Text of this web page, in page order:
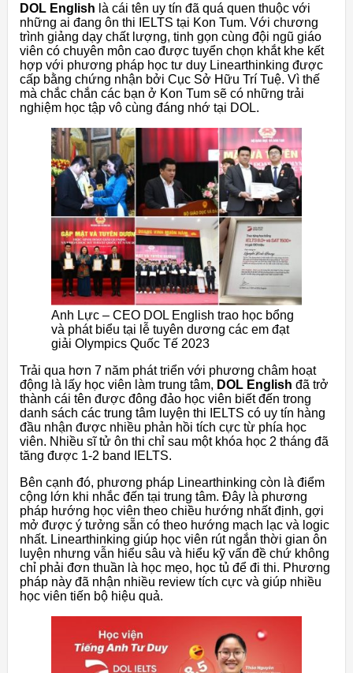
DOL English là cái tên uy tín đã quá quen thuộc với
những ai đang ôn thi IELTS tại Kon Tum. Với chương
trình giảng dạy chất lượng, tinh gọn cùng đội ngũ giáo
viên có chuyên môn cao được tuyển chọn khắt khe kết
hợp với phương pháp học tư duy Linearthinking được
cấp bằng chứng nhận bởi Cục Sở Hữu Trí Tuệ. Vì thế
mà chắc chắn các bạn ở Kon Tum sẽ có những trải
nghiệm học tập vô cùng đáng nhớ tại DOL.
Anh Lực – CEO DOL English trao học bổng
và phát biểu tại lễ tuyên dương các em đạt
giải Olympics Quốc Tế 2023
Trải qua hơn 7 năm phát triển với phương châm hoạt
động là lấy học viên làm trung tâm, DOL English đã trở
thành cái tên được đông đảo học viên biết đến trong
danh sách các trung tâm luyện thi IELTS có uy tín hàng
đầu nhận được nhiều phản hồi tích cực từ phía học
viên. Nhiều sĩ tử ôn thi chỉ sau một khóa học 2 tháng đã
tăng được 1-2 band IELTS.
Bên cạnh đó, phương pháp Linearthinking còn là điểm
cộng lớn khi nhắc đến tại trung tâm. Đây là phương
pháp hướng học viên theo chiều hướng nhất định, gợi
mở được ý tưởng sẵn có theo hướng mạch lạc và logic
nhất. Linearthinking giúp học viên rút ngắn thời gian ôn
luyện nhưng vẫn hiểu sâu và hiểu kỹ vấn đề chứ không
chỉ phải đơn thuần là học mẹo, học tủ để đi thi. Phương
pháp này đã nhận nhiều review tích cực và giúp nhiều
học viên tiến bộ hiệu quả.